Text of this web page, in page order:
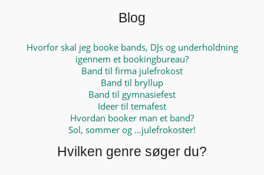
Blog
Hvorfor skal jeg booke bands, DJs og underholdning
igennem et bookingbureau?
Band til firma julefrokost
Band til bryllup
Band til gymnasiefest
Ideer til temafest
Hvordan booker man et band?
Sol, sommer og …julefrokoster!
Hvilken genre søger du?